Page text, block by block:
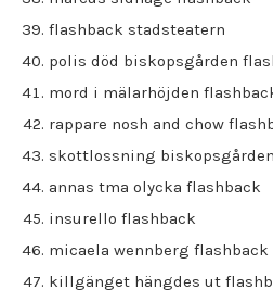
flashback stadsteatern
polis död biskopsgården
mord i mälarhöjden
rappare nosh and chow
skottlossning
annas tma olycka flashback
insurello flashback
micaela wennberg flashback
killgänget hängdes ut